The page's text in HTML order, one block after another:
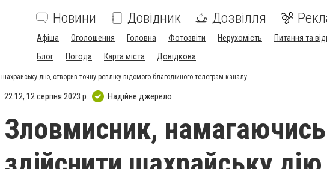
Новини Довідник Дозвілля
Афіша Оголошення Головна Фотозвіти Нерухомість Питання та
Блог
Погода Карта міста Довідкова
дію, створив точну репліку відомого благодійного телеграм-каналу
22:12, 12 серпня 2023 р. Надійне джерело
Зловмисник, намагаючись